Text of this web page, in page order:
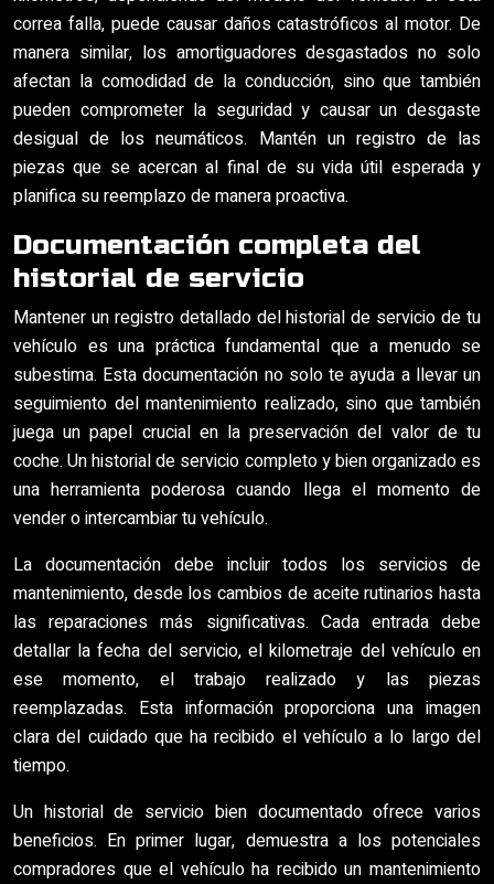
correa falla, puede causar daños catastróficos al motor. De
manera similar, los amortiguadores desgastados no solo
afectan la comodidad de la conducción, sino que también
pueden comprometer la seguridad y causar un desgaste
desigual de los neumáticos. Mantén un registro de las
piezas que se acercan al final de su vida útil esperada y
planifica su reemplazo de manera proactiva.
Documentación completa del
historial de servicio
Mantener un registro detallado del historial de servicio de tu
vehículo es una práctica fundamental que a menudo se
subestima. Esta documentación no solo te ayuda a llevar un
seguimiento del mantenimiento realizado, sino que también
juega un papel crucial en la preservación del valor de tu
coche. Un historial de servicio completo y bien organizado es
una herramienta poderosa cuando llega el momento de
vender o intercambiar tu vehículo.
La documentación debe incluir todos los servicios de
mantenimiento, desde los cambios de aceite rutinarios hasta
las reparaciones más significativas. Cada entrada debe
detallar la fecha del servicio, el kilometraje del vehículo en
ese momento, el trabajo realizado y las piezas
reemplazadas. Esta información proporciona una imagen
clara del cuidado que ha recibido el vehículo a lo largo del
tiempo.
Un historial de servicio bien documentado ofrece varios
beneficios. En primer lugar, demuestra a los potenciales
compradores que el vehículo ha recibido un mantenimiento